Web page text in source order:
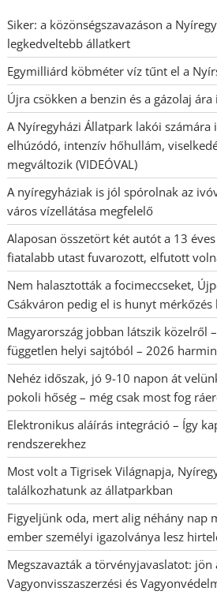
Siker: a közönségszavazáson a
legkedveltebb állatkert
Egymilliárd köbméter víz tűnt el a
Újra csökken a benzin és a gázolaj ára
A Nyíregyházi Állatpark lakói számára
elhúzódó, intenzív hőhullám,
megváltozik (VIDEÓVAL)
A nyíregyháziak is jól spórolnak az
város vízellátása megfelelő
Alaposan összetört két autót a 13
fiatalabb utast fuvarozott, elfutott
Nem halasztották a focimeccseket,
Csákváron pedig el is hunyt
Magyarország jobban látszik közelről
független helyi sajtóból – 2026
Nehéz időszak, jó 9-10 napon át
pokoli hőség – még csak most fog
Elektronikus aláírás integráció – Így
rendszerekhez
Most volt a Tigrisek Világnapja,
találkozhatunk az állatparkban
Figyeljünk oda, mert alig néhány nap
ember személyi igazolványa lesz
Megszavazták a törvényjavaslatot: jön
Vagyonvisszaszerzési és